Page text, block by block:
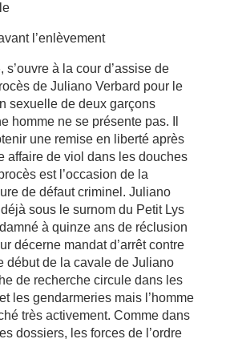
l’enlèvement
s’ouvre à la cour d’assise de
de Juliano Verbard pour le
sexuelle de deux garçons
homme ne se présente pas. Il
une remise en liberté après
affaire de viol dans les douches
est l’occasion de la
de défaut criminel. Juliano
sous le surnom du Petit Lys
à quinze ans de réclusion
décerne mandat d’arrêt contre
début de la cavale de Juliano
de recherche circule dans les
les gendarmeries mais l’homme
très activement. Comme dans
dossiers, les forces de l’ordre